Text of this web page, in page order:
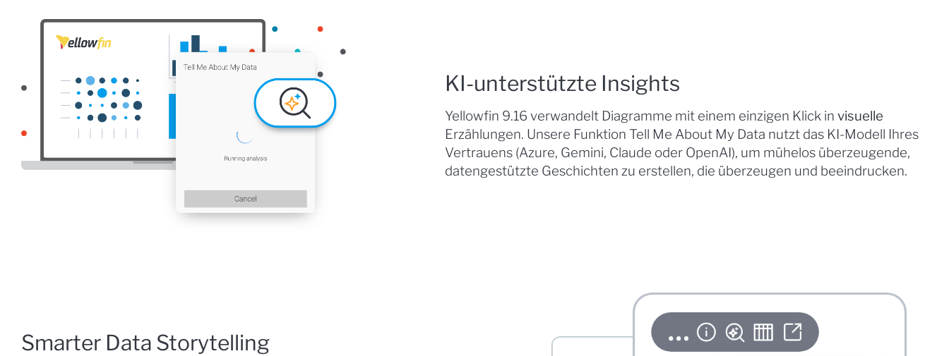
KI-unterstützte Insights
Yellowfin 9.16 verwandelt Diagramme mit einem einzigen Klick in visuelle
Erzählungen. Unsere Funktion Tell Me About My Data nutzt das KI-Modell Ihres
Vertrauens (Azure, Gemini, Claude oder OpenAI), um mühelos überzeugende,
datengestützte Geschichten zu erstellen, die überzeugen und beeindrucken.
Smarter Data Storytelling